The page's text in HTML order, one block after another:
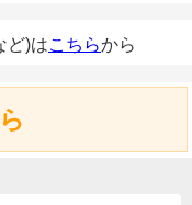
ど)はこちらから